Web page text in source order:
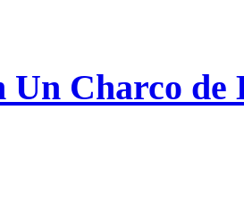
Un Charco de